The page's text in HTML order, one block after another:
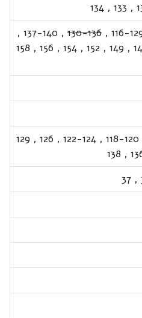
,
133
,
134
116-
,
130-136
,
137-140
,
,
149
,
152
,
154
,
156
,
158
118-120
,
122-124
,
126
,
129
,
138
,
37